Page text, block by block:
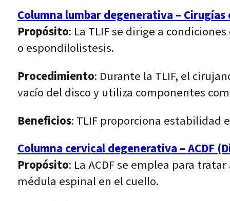
Columna lumbar degenerativa –
Propósito: La TLIF se dirige a
o espondilolistesis.
Procedimiento: Durante la TLIF, el
vacío del disco y utiliza componentes
Beneficios: TLIF proporciona estabilidad
Columna cervical degenerativa – ACDF
Propósito: La ACDF se emplea para
médula espinal en el cuello.